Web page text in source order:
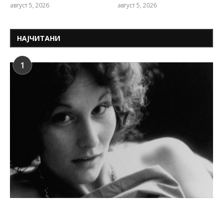
август 5, 2026 август 5, 2026
НАЈЧИТАНИ
1